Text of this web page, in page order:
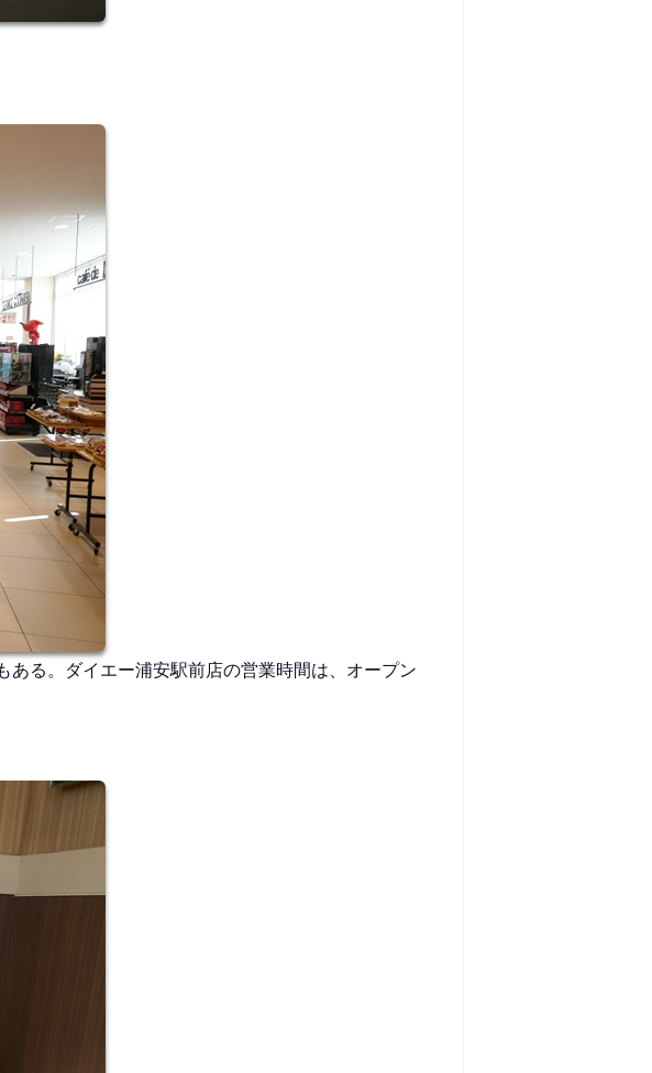
る。ダイエー浦安駅前店の営業時間は、オープン